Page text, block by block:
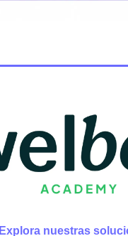
Explora nuestras